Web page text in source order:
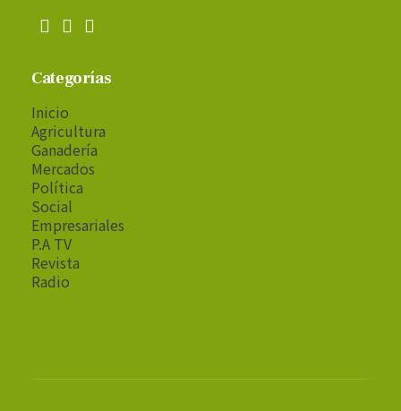
Categorías
Inicio
Agricultura
Ganadería
Mercados
Política
Social
Empresariales
P.A TV
Revista
Radio